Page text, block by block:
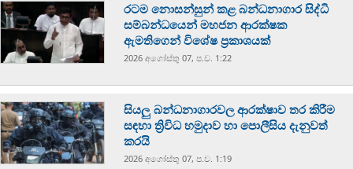
රටම නොසන්සුන් කළ බන්ධනාගාර සිද්ධි
සම්බන්ධයෙන් මහජන ආරක්ෂක
ඇමතිගෙන් විශේෂ ප්‍රකාශයක්
2026 අගෝස්‍තු 07, ප.ව. 1:22
සියලු බන්ධනාගාරවල ආරක්ෂාව තර කිරීම
සඳහා ත්‍රිවිධ හමුදාව හා පොලීසිය දැනුවත්
කරයි
2026 අගෝස්‍තු 07, ප.ව. 1:19